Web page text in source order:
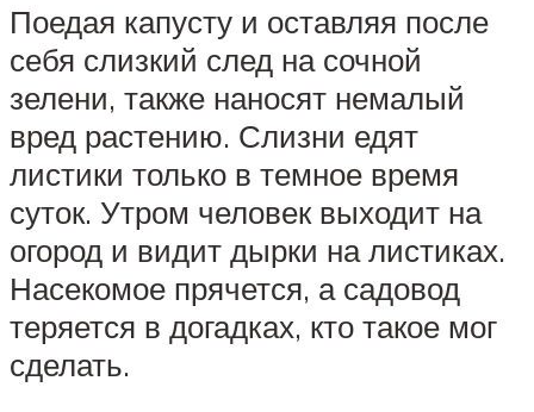
Поедая капусту и оставляя после
себя слизкий след на сочной
зелени, также наносят немалый
вред растению. Слизни едят
листики только в темное время
суток. Утром человек выходит на
огород и видит дырки на листиках.
Насекомое прячется, а садовод
теряется в догадках, кто такое мог
сделать.